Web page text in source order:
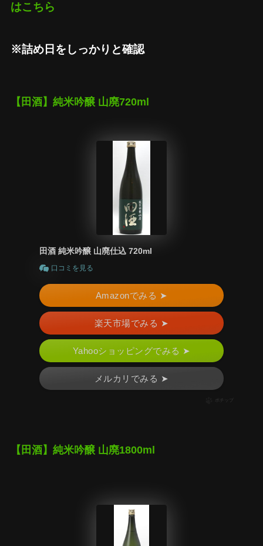
はこちら
※詰め日をしっかりと確認
【田酒】純米吟醸 山廃720ml
田酒 純米吟醸 山廃仕込 720ml
口コミを見る
Amazonでみる ➤
楽天市場でみる ➤
Yahooショッピングでみる ➤
メルカリでみる ➤
ポチップ
【田酒】純米吟醸 山廃1800ml